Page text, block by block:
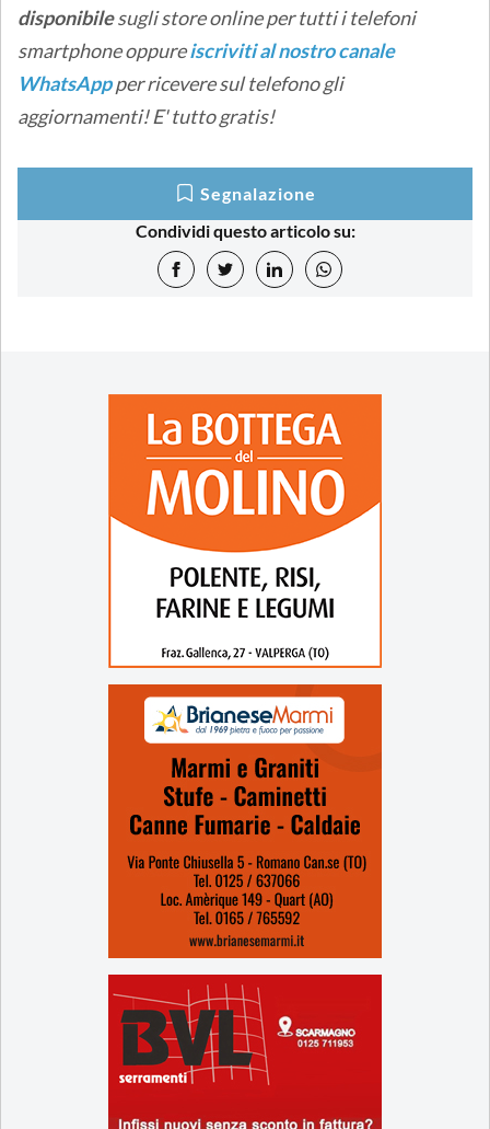
disponibilesugli store onlineper tutti i telefoni
smartphone oppureiscriviti al nostro canale
WhatsAppper ricevere sul telefono gli
aggiornamenti! E' tutto gratis!
Segnalazione
Condividi questo articolo su: